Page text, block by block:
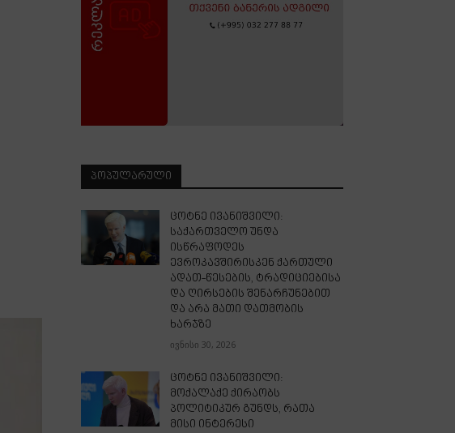
ᲞᲝᲞᲣᲚᲐᲠᲣᲚᲘ
ცოტნე ივანიშვილი:
საქართველო უნდა
ისწრაფოდეს
ევროკავშირისკენ ქართული
ადათ-წესების, ტრადიციებისა
და ღირსების შენარჩუნებით
და არა მათი დათმობის
ხარჯზე
ივნისი 30, 2026
ცოტნე ივანიშვილი:
მოქალაქე ქირაობს
პოლიტიკურ გუნდს, რათა
მისი ინტერესი